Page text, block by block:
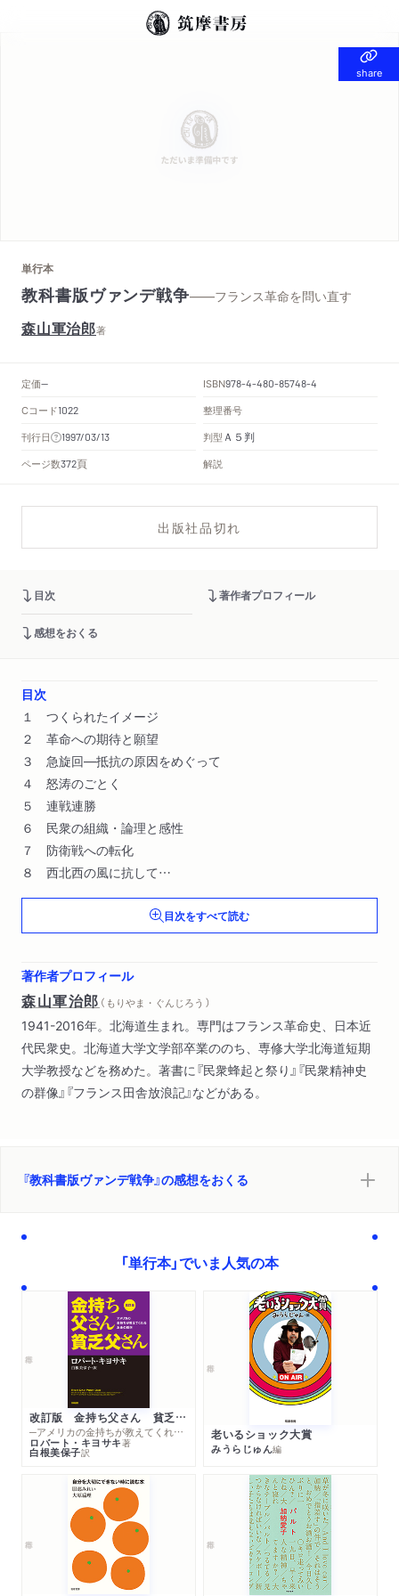
share
share
単行本
教科書版ヴァンデ戦争——フランス革命を問い直す
森山軍治郎著
定価-- ISBN978-4-480-85748-4
Cコード1022
整理番号
刊行日
1997/03/13 判型 Ａ５判
ページ数372頁 解説
出版社品切れ
目次 著作者プロフィール
感想をおくる
目次
１ つくられたイメージ
２ 革命への期待と願望
３ 急旋回―抵抗の原因をめぐって
４ 怒涛のごとく
５ 連戦連勝
６ 民衆の組織・論理と感性
７ 防衛戦への転化
８ 西北西の風に抗して
９ 処刑と虐殺
１０ その後のヴァンデ 目次をすべて読む
著作者プロフィール
森山軍治郎 （ もりやま・ぐんじろう ）
1941-2016年。北海道生まれ。専門はフランス革命史、日本近
代民衆史。北海道大学文学部卒業ののち、専修大学北海道短期
大学教授などを務めた。著書に『民衆蜂起と祭り』『民衆精神史
の群像』『フランス田舎放浪記』などがある。
『教科書版ヴァンデ戦争』の感想をおくる
「単行本」でいま人気の本
改訂版 金持ち父さん 貧乏父さん
─アメリカの金持ちが教えてくれるお金の哲学
ロバート・キヨサキ著
白根美保子訳
老いるショック大賞
みうらじゅん編